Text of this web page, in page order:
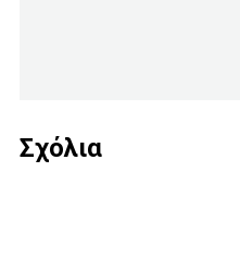
Σχόλια